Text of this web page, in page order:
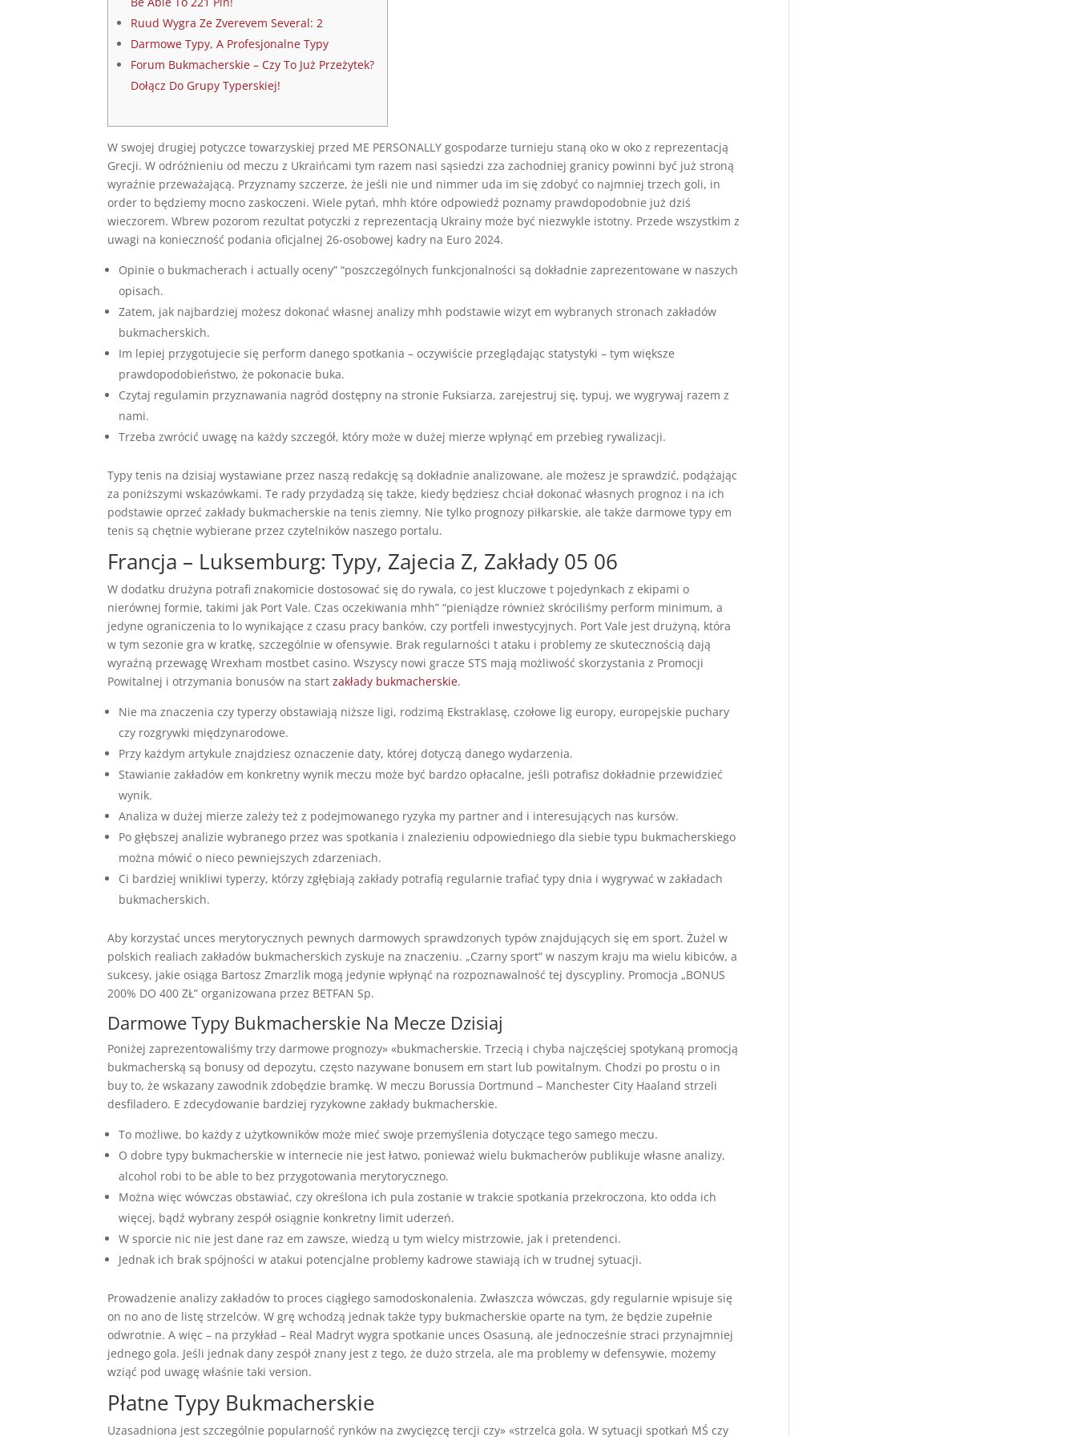
Ruud Wygra Ze Zverevem Several: 2
Darmowe Typy, A Profesjonalne Typy
Forum Bukmacherskie – Czy To Już Przeżytek?
Dołącz Do Grupy Typerskiej!
W swojej drugiej potyczce towarzyskiej przed ME PERSONALLY gospodarze turnieju staną oko w oko z reprezentacją
Grecji. W odróżnieniu od meczu z Ukraińcami tym razem nasi sąsiedzi zza zachodniej granicy powinni być już stroną
wyraźnie przeważającą. Przyznamy szczerze, że jeśli nie und nimmer uda im się zdobyć co najmniej trzech goli, in
order to będziemy mocno zaskoczeni. Wiele pytań, mhh które odpowiedź poznamy prawdopodobnie już dziś
wieczorem. Wbrew pozorom rezultat potyczki z reprezentacją Ukrainy może być niezwykle istotny. Przede wszystkim z
uwagi na konieczność podania oficjalnej 26-osobowej kadry na Euro 2024.
Opinie o bukmacherach i actually oceny” “poszczególnych funkcjonalności są dokładnie zaprezentowane w naszych
opisach.
Zatem, jak najbardziej możesz dokonać własnej analizy mhh podstawie wizyt em wybranych stronach zakładów
bukmacherskich.
Im lepiej przygotujecie się perform danego spotkania – oczywiście przeglądając statystyki – tym większe
prawdopodobieństwo, że pokonacie buka.
Czytaj regulamin przyznawania nagród dostępny na stronie Fuksiarza, zarejestruj się, typuj, we wygrywaj razem z
nami.
Trzeba zwrócić uwagę na każdy szczegół, który może w dużej mierze wpłynąć em przebieg rywalizacji.
Typy tenis na dzisiaj wystawiane przez naszą redakcję są dokładnie analizowane, ale możesz je sprawdzić, podążając
za poniższymi wskazówkami. Te rady przydadzą się także, kiedy będziesz chciał dokonać własnych prognoz i na ich
podstawie oprzeć zakłady bukmacherskie na tenis ziemny. Nie tylko prognozy piłkarskie, ale także darmowe typy em
tenis są chętnie wybierane przez czytelników naszego portalu.
Francja – Luksemburg: Typy, Zajecia Z, Zakłady 05 06
W dodatku drużyna potrafi znakomicie dostosować się do rywala, co jest kluczowe t pojedynkach z ekipami o
nierównej formie, takimi jak Port Vale. Czas oczekiwania mhh” “pieniądze również skróciliśmy perform minimum, a
jedyne ograniczenia to lo wynikające z czasu pracy banków, czy portfeli inwestycyjnych. Port Vale jest drużyną, która
w tym sezonie gra w kratkę, szczególnie w ofensywie. Brak regularności t ataku i problemy ze skutecznością dają
wyraźną przewagę Wrexham mostbet casino. Wszyscy nowi gracze STS mają możliwość skorzystania z Promocji
Powitalnej i otrzymania bonusów na startzakłady bukmacherskie.
Nie ma znaczenia czy typerzy obstawiają niższe ligi, rodzimą Ekstraklasę, czołowe lig europy, europejskie puchary
czy rozgrywki międzynarodowe.
Przy każdym artykule znajdziesz oznaczenie daty, której dotyczą danego wydarzenia.
Stawianie zakładów em konkretny wynik meczu może być bardzo opłacalne, jeśli potrafisz dokładnie przewidzieć
wynik.
Analiza w dużej mierze zależy też z podejmowanego ryzyka my partner and i interesujących nas kursów.
Po głębszej analizie wybranego przez was spotkania i znalezieniu odpowiedniego dla siebie typu bukmacherskiego
można mówić o nieco pewniejszych zdarzeniach.
Ci bardziej wnikliwi typerzy, którzy zgłębiają zakłady potrafią regularnie trafiać typy dnia i wygrywać w zakładach
bukmacherskich.
Aby korzystać unces merytorycznych pewnych darmowych sprawdzonych typów znajdujących się em sport. Żużel w
polskich realiach zakładów bukmacherskich zyskuje na znaczeniu. „Czarny sport” w naszym kraju ma wielu kibiców, a
sukcesy, jakie osiąga Bartosz Zmarzlik mogą jedynie wpłynąć na rozpoznawalność tej dyscypliny. Promocja „BONUS
200% DO 400 ZŁ” organizowana przez BETFAN Sp.
Darmowe Typy Bukmacherskie Na Mecze Dzisiaj
Poniżej zaprezentowaliśmy trzy darmowe prognozy» «bukmacherskie. Trzecią i chyba najczęściej spotykaną promocją
bukmacherską są bonusy od depozytu, często nazywane bonusem em start lub powitalnym. Chodzi po prostu o in
buy to, że wskazany zawodnik zdobędzie bramkę. W meczu Borussia Dortmund – Manchester City Haaland strzeli
desfiladero. E zdecydowanie bardziej ryzykowne zakłady bukmacherskie.
To możliwe, bo każdy z użytkowników może mieć swoje przemyślenia dotyczące tego samego meczu.
O dobre typy bukmacherskie w internecie nie jest łatwo, ponieważ wielu bukmacherów publikuje własne analizy,
alcohol robi to be able to bez przygotowania merytorycznego.
Można więc wówczas obstawiać, czy określona ich pula zostanie w trakcie spotkania przekroczona, kto odda ich
więcej, bądź wybrany zespół osiągnie konkretny limit uderzeń.
W sporcie nic nie jest dane raz em zawsze, wiedzą u tym wielcy mistrzowie, jak i pretendenci.
Jednak ich brak spójności w atakui potencjalne problemy kadrowe stawiają ich w trudnej sytuacji.
Prowadzenie analizy zakładów to proces ciągłego samodoskonalenia. Zwłaszcza wówczas, gdy regularnie wpisuje się
on no ano de listę strzelców. W grę wchodzą jednak także typy bukmacherskie oparte na tym, że będzie zupełnie
odwrotnie. A więc – na przykład – Real Madryt wygra spotkanie unces Osasuną, ale jednocześnie straci przynajmniej
jednego gola. Jeśli jednak dany zespół znany jest z tego, że dużo strzela, ale ma problemy w defensywie, możemy
wziąć pod uwagę właśnie taki version.
Płatne Typy Bukmacherskie
Uzasadniona jest szczególnie popularność rynków na zwycięzcę tercji czy» «strzelca gola. W sytuacji spotkań MŚ czy